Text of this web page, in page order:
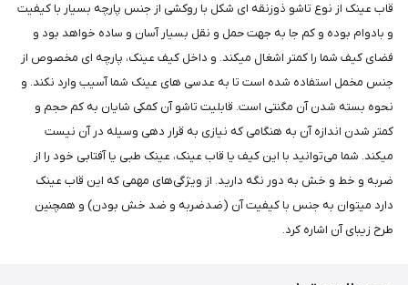
قاب عینک از نوع تاشو ذوزنقه ای شکل با روکشی از جنس پارچه بسیار با کیفیت
و بادوام بوده و کم جا به جهت حمل و نقل بسیار آسان و ساده خواهد بود و
فضای کیف شما را کمتر اشغال میکند. و داخل کیف عینک، پارچه ای مخصوص از
جنس مخمل استفاده شده است تا به عدسی های عینک شما آسیب وارد نکند. و
نحوه بسته شدن آن مگنتی است. قابلیت تاشو آن کمکی شایان به کم حجم و
کمتر شدن اندازه آن به هنگامی که نیازی به قرار دهی وسیله در آن نیست
میکند. شما می‌توانید با این کیف یا قاب عینک، عینک طبی یا آفتابی خود را از
ضربه و خط و خش به دور نگه دارید. از ویژگی‌های مهمی که این قاب عینک
دارد میتوان به جنس با کیفیت آن (ضدضربه و ضد خش بودن) و همچنین
طرح زیبای آن اشاره کرد.